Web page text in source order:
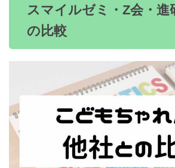
スマイルゼミ・Z会・進
の比較